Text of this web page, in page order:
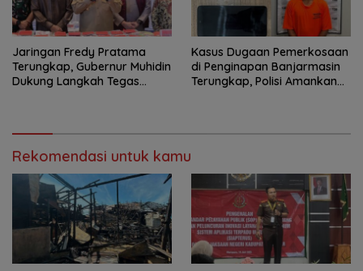
Jaringan Fredy Pratama
Terungkap, Gubernur Muhidin
Dukung Langkah Tegas
Kasus Dugaan Pemerkosaan
di Penginapan Banjarmasin
Terungkap, Polisi Amankan
Rekomendasi untuk kamu